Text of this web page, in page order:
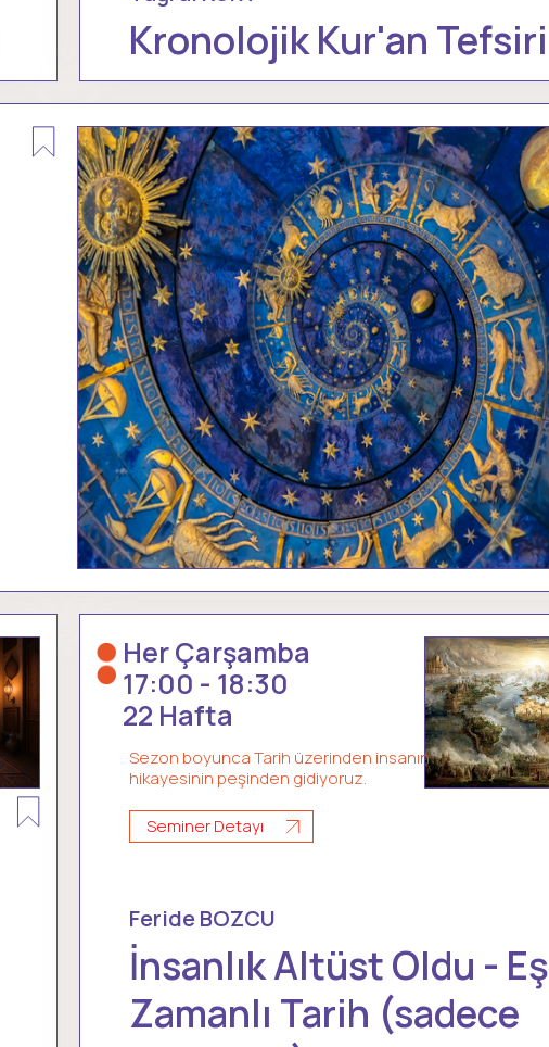
Kronolojik Kur'an Tefsiri
Her Çarşamba
17:00 - 18:30
22 Hafta
Sezon boyunca Tarih üzerinden insanın
hikayesinin peşinden gidiyoruz.
Seminer Detayı
Feride BOZCU
İnsanlık Altüst Oldu - Eş
Zamanlı Tarih (sadece